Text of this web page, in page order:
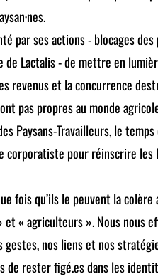
par ses actions - blocages
Lactalis - de mettre en
revenus et la concurrence
pas propres au monde
Paysans-Travailleurs, le
corporatiste pour réinscrire
fois qu’ils le peuvent la
« agriculteurs ». Nous nous
gestes, nos liens et nos
rester figé.es dans les